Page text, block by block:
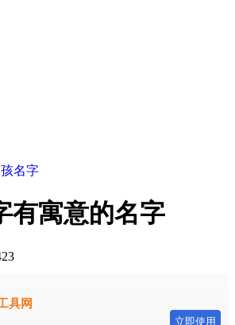
名字
有寓意的名字
具网
立即使用